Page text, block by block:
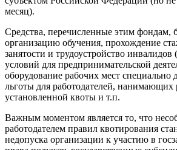
месяц).
Средства, перечисленные этим фондам,
организацию обучения, прохождение
занятости и трудоустройство инвалидов
условий для предпринимательской
оборудование рабочих мест специально
льготы для работодателей,
установленной квоты и т.п.
Важным моментом является то, что
работодателем правил квотирования
недопуска организации к участию в